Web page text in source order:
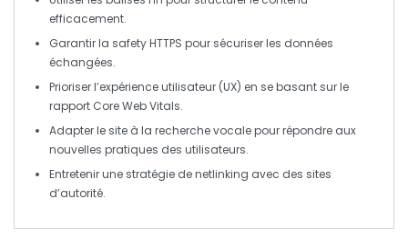
efficacement.
Garantir la safety HTTPS pour sécuriser les données
échangées.
Prioriser l’expérience utilisateur (UX) en se basant sur le
rapport Core Web Vitals.
Adapter le site à la recherche vocalepour répondre aux
nouvelles pratiques des utilisateurs.
Entretenir une stratégie denetlinking avec des sites
d’autorité.